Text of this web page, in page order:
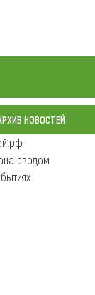
НОВОСТЕЙ
сводом